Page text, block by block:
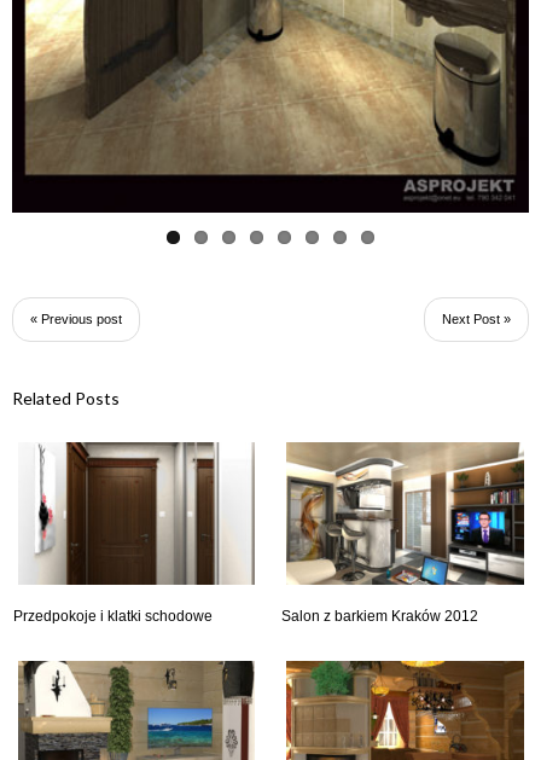
« Previous post Next Post »
Related Posts
Przedpokoje i klatki schodowe Salon z barkiem Kraków 2012